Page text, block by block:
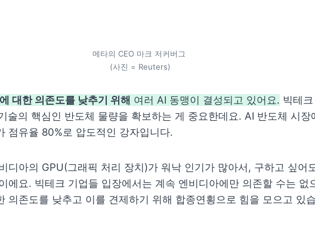
메타의 CEO 마크 저커버그
(사진 = Reuters)
에 대한 의존도를 낮추기 위해 여러 AI 동맹이 결성되고 있어요. 빅테크
술의 핵심인 반도체 물량을 확보하는 게 중요한데요. AI 반도체 시장
점유율 80%로 압도적인 강자입니다.
디아의 GPU(그래픽 처리 장치)가 워낙 인기가 많아서, 구하고 싶어
에요. 빅테크 기업들 입장에서는 계속 엔비디아에만 의존할 수는 없
의존도를 낮추고 이를 견제하기 위해 합종연횡으로 힘을 모으고 있